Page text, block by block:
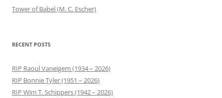
Tower of Babel (M. C. Escher)
RECENT POSTS
RIP Raoul Vaneigem (1934 – 2026)
RIP Bonnie Tyler (1951 – 2026)
RIP Wim T. Schippers (1942 – 2026)